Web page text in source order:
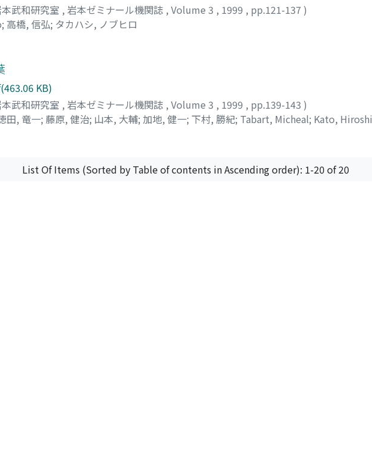
武和研究室 , 岩本ゼミナール機関誌 , Volume 3 , 1999 , pp.121-137 )
; 高橋, 信弘; タカハシ, ノブヒロ
KB)
武和研究室 , 岩本ゼミナール機関誌 , Volume 3 , 1999 , pp.139-143 )
田, 竜一; 藤原, 健治; 山本, 大輔; 加地, 健一; 下村, 勝紀; Tabart, Micheal; Kato, Hiroshi
List Of Items (Sorted by Table of contents in Ascending order): 1-20 of 20